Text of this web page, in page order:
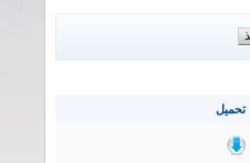
تحميل